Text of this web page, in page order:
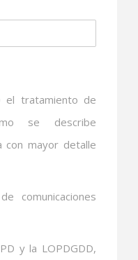
el tratamiento de
se describe
con mayor detalle
comunicaciones
y la LOPDGDD,